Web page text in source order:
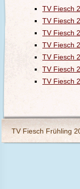
TV Fiesch
TV Fiesch
TV Fiesch
TV Fiesch
TV Fiesch
TV Fiesch
TV Fiesch
TV Fiesch Frühling